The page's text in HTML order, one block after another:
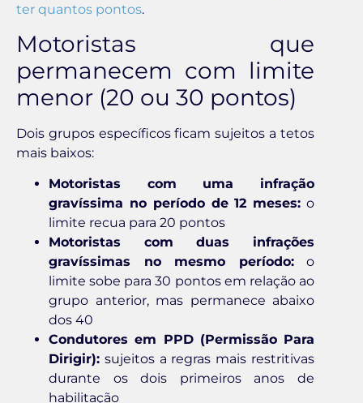
ter quantos pontos.
Motoristas que
permanecem com limite
menor (20 ou 30 pontos)
Dois grupos específicos ficam sujeitos a tetos
mais baixos:
Motoristas com uma infração
gravíssima no período de 12 meses: o
limite recua para 20 pontos
Motoristas com duas infrações
gravíssimas no mesmo período:o
limite sobe para 30 pontos em relação ao
grupo anterior, mas permanece abaixo
dos 40
Condutores em PPD (Permissão Para
Dirigir): sujeitos a regras mais restritivas
durante os dois primeiros anos de
habilitação